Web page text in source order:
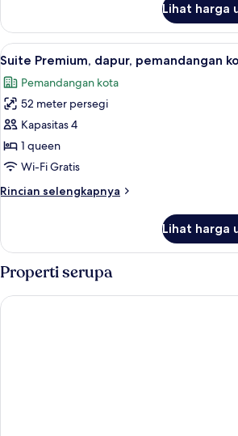
kolam
renang
Suite
Presidensial,
1
tidur,
dapur,
pemandangan
kolam
renang
Lihat harga
Lihat
semua
foto
untuk
Suite
Premium,
dapur,
kota
Suite
10
Suite Premium, dapur, pemandangan
Pemandangan kota
52 meter persegi
Kapasitas 4
1 queen
Wi-Fi Gratis
Rincian selengkapnya
Rincian
Suite
Premium,
dapur,
pemandangan
kota
Lihat harga
Properti serupa
Mana-Mana Suites at Scarletz KLCC